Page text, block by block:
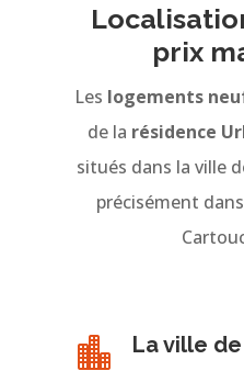
prix
Les logements
de la résidence
situés dans la ville
précisément
 La ville